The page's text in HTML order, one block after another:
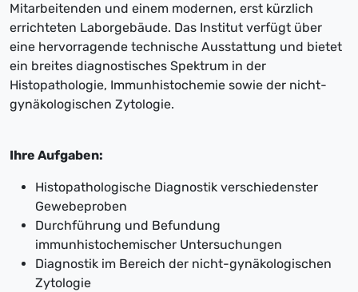
Mitarbeitenden und einem modernen, erst kürzlich
errichteten Laborgebäude. Das Institut verfügt über
eine hervorragende technische Ausstattung und bietet
ein breites diagnostisches Spektrum in der
Histopathologie, Immunhistochemie sowie der nicht-
gynäkologischen Zytologie.
Ihre Aufgaben:
Histopathologische Diagnostik verschiedenster
Gewebeproben
Durchführung und Befundung
immunhistochemischer Untersuchungen
Diagnostik im Bereich der nicht-gynäkologischen
Zytologie